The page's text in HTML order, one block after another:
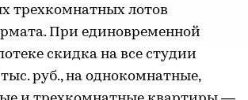
трехкомнатных лотов
При единовременной
скидка на все студии
руб., на однокомнатные,